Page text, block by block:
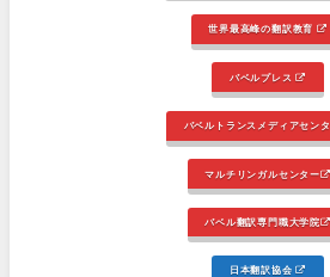
世界最高峰の翻訳教育
バベルプレス
バベルトランスメディアセン
マルチリンガルセンター
バベル翻訳専門職大学院
日本翻訳協会